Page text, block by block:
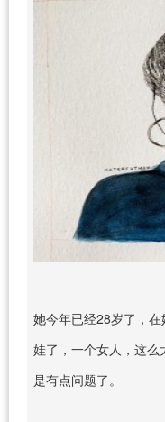
她今年已经28岁了，
娃了，一个女人，这
是有点问题了。